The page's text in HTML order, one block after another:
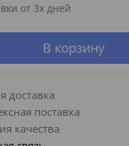
от 3х дней
В корзину
доставка
поставка
качества